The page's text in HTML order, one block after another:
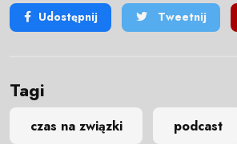
Udostępnij Tweetnij
Tagi
czas na związki podcast